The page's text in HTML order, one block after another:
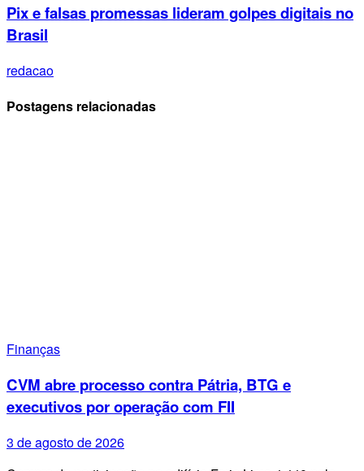
Pix e falsas promessas lideram golpes digitais no
Brasil
redacao
Postagens relacionadas
Finanças
CVM abre processo contra Pátria, BTG e
executivos por operação com FII
3 de agosto de 2026